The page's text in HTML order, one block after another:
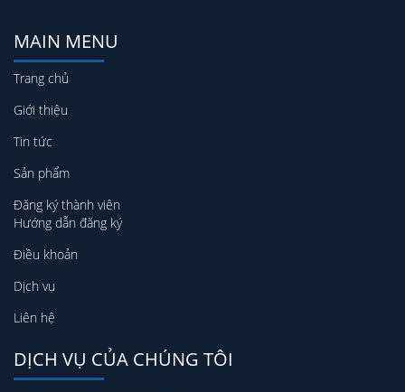
MAIN MENU
Trang chủ
Giới thiệu
Tin tức
Sản phẩm
Đăng ký thành viên
Hướng dẫn đăng ký
Điều khoản
Dịch vụ
Liên hệ
DỊCH VỤ CỦA CHÚNG TÔI